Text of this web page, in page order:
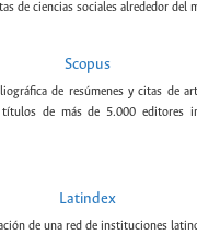
de ciencias sociales alrededor del
Scopus
de resúmenes y citas de
títulos de más de 5.000 editores
Latindex
de una red de instituciones